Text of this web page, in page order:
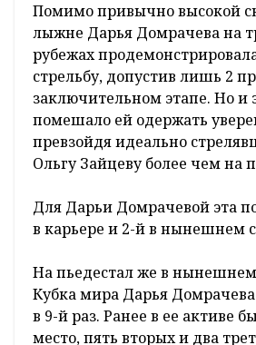
Помимо привычно высокой
лыжне Дарья Домрачева на
рубежах
стрельбу, допустив лишь 2
заключительном этапе. Но и
помешало ей одержать
превзойдя идеально
Ольгу Зайцеву более чем на
Для Дарьи Домрачевой эта
в карьере и 2-й в нынешнем
На пьедестал же в
Кубка мира Дарья
в 9-й раз. Ранее в ее активе
место, пять вторых и два